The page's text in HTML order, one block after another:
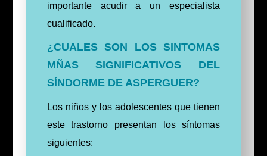
importante acudir a un especialista
cualificado.
¿CUALES SON LOS SINTOMAS
MÑAS SIGNIFICATIVOS DEL
SÍNDORME DE ASPERGUER?
Los niños y los adolescentes que tienen
este trastorno presentan los síntomas
siguientes: